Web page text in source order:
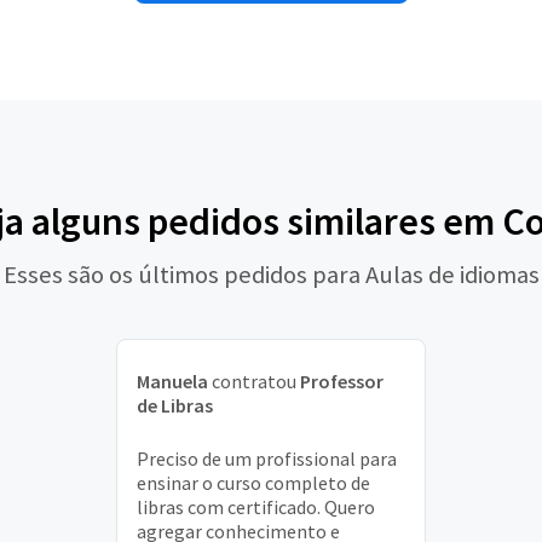
alguns pedidos similares em
Esses são os últimos pedidos para Aulas de idiomas
Manuela contratou Professor
de Libras
Preciso de um profissional para
ensinar o curso completo de
libras com certificado. Quero
agregar conhecimento e